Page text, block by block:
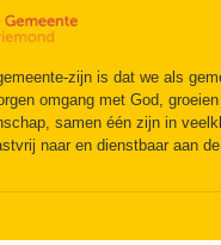
zijn is dat we als
omgang met God,
samen één zijn in
naar en dienstbaar aan